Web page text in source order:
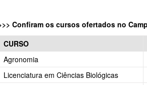
Confiram os cursos ofertados no
CURSO
Agronomia
Licenciatura em Ciências Biológicas